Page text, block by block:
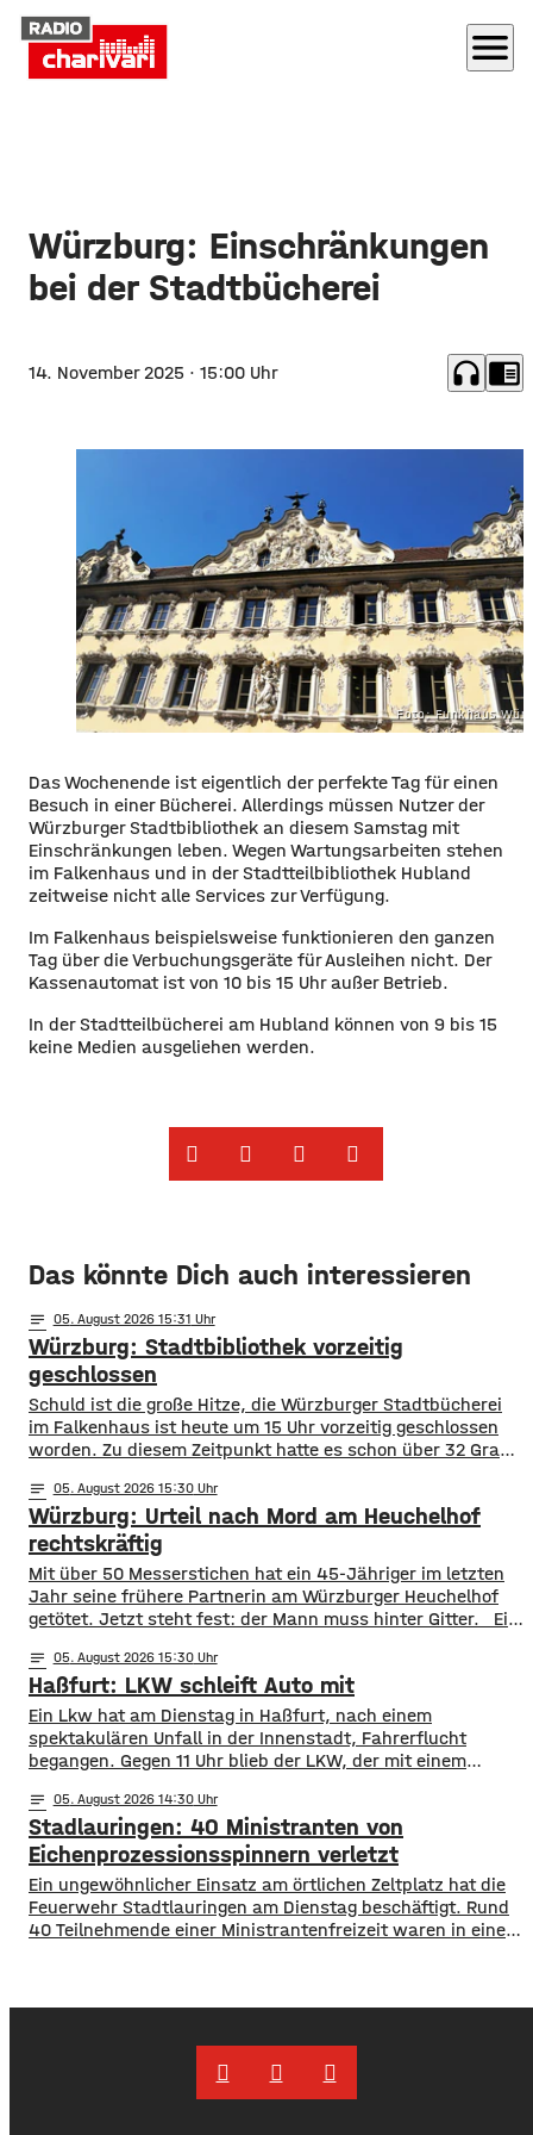
menu
Würzburg: Einschränkungen
bei der Stadtbücherei
14. November 2025 · 15:00 Uhr headphones chrome_reader_mode
Foto: Funkhaus
Das Wochenende ist eigentlich der perfekte Tag für einen
Besuch in einer Bücherei. Allerdings müssen Nutzer der
Würzburger Stadtbibliothek an diesem Samstag mit
Einschränkungen leben. Wegen Wartungsarbeiten stehen
im Falkenhaus und in der Stadtteilbibliothek Hubland
zeitweise nicht alle Services zur Verfügung.
Im Falkenhaus beispielsweise funktionieren den ganzen
Tag über die Verbuchungsgeräte für Ausleihen nicht. Der
Kassenautomat ist von 10 bis 15 Uhr außer Betrieb.
In der Stadtteilbücherei am Hubland können von 9 bis 15
keine Medien ausgeliehen werden.
Das könnte Dich auch interessieren
notes 05. August 2026 15:31
Würzburg: Stadtbibliothek vorzeitig
geschlossen
Schuld ist die große Hitze, die Würzburger Stadtbücherei
im Falkenhaus ist heute um 15 Uhr vorzeitig geschlossen
worden. Zu diesem Zeitpunkt hatte es schon über 32 Grad
vorzeitige Schließung begründet die Stadt mit dem Schutz
der Gesundheit der Besucher, vor allem aber auch der
Beschäftigten in der Stadtbücherei. Das
notes 05. August 2026 15:30
Würzburg: Urteil nach Mord am Heuchelhof
rechtskräftig
​​Mit über 50 Messerstichen hat ein 45-Jähriger im letzten
Jahr seine frühere Partnerin am Würzburger Heuchelhof
getötet. Jetzt steht fest: der Mann muss hinter Gitter. ​Ein
jetzt gescheitert – wie der Bundesgerichtshof auf Anfrage
mitgeteilt hat, wurde die Revision der Verteidigung als
unbegründet verworfen. Damit ist das Mord-Urteil
jetzt rechtskräftig und
notes 05. August 2026 15:30
Haßfurt: LKW schleift Auto mit
Ein Lkw hat am Dienstag in Haßfurt, nach einem
spektakulären Unfall in der Innenstadt, Fahrerflucht
begangen. Gegen 11 Uhr blieb der LKW, der mit einem
hängen. Das Gespann schleifte das Auto mehrere Meter
mit und fuhr dann einfach davon. Der PKW wurde an der
Front massiv beschädigt, der
notes 05. August 2026 14:30
Stadlauringen: 40 Ministranten von
Eichenprozessionsspinnern verletzt
Ein ungewöhnlicher Einsatz am örtlichen Zeltplatz hat die
Feuerwehr Stadtlauringen am Dienstag beschäftigt. Rund
40 Teilnehmende einer Ministrantenfreizeit waren in einem
untersucht werden. Die Haare der
Eichenprozessionsspinner können schwere